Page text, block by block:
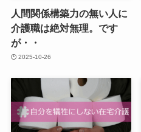
人間関係構築力の無い人に
介護職は絶対無理。です
が・・
2025-10-26